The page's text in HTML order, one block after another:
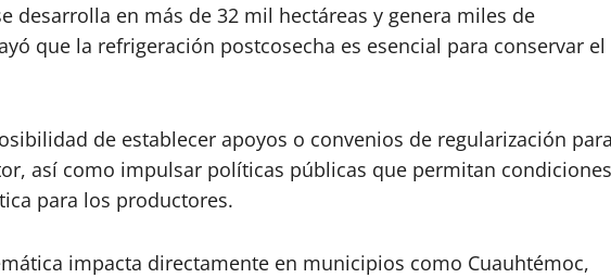
desarrolla en más de 32 mil hectáreas y genera miles de
que la refrigeración postcosecha es esencial para conservar el
de establecer apoyos o convenios de regularización
así como impulsar políticas públicas que permitan condiciones
para los productores.
impacta directamente en municipios como Cuauhtémoc,